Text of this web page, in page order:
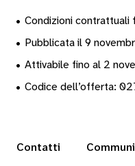
• Condizioni contrattuali
• Pubblicata il 9
• Attivabile fino al 2
• Codice dell’offerta:
Contatti